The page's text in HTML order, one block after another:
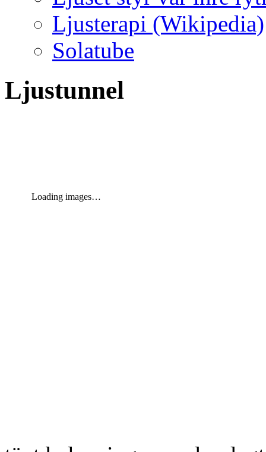
Ljusterapi (Wikipedia)
Solatube
Ljustunnel
Loading images…